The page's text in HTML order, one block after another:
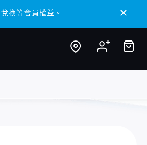
換等會員權益。
換等會員權益。